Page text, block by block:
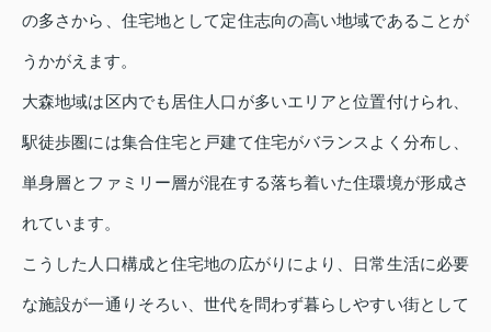
の多さから、住宅地として定住志向の高い地域であることが
うかがえます。
大森地域は区内でも居住人口が多いエリアと位置付けられ、
駅徒歩圏には集合住宅と戸建て住宅がバランスよく分布し、
単身層とファミリー層が混在する落ち着いた住環境が形成さ
れています。
こうした人口構成と住宅地の広がりにより、日常生活に必要
な施設が一通りそろい、世代を問わず暮らしやすい街として